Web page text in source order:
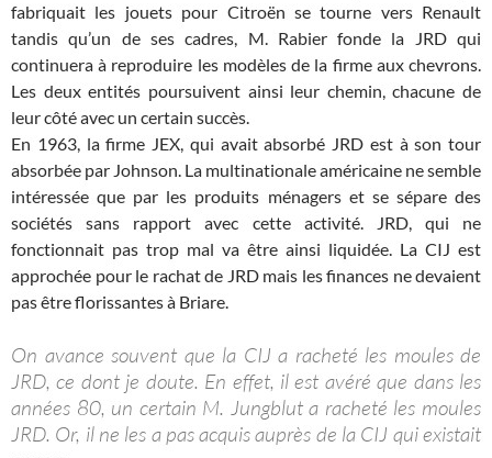
fabriquait les jouets pour Citroën se tourne vers Renault
tandis qu’un de ses cadres, M. Rabier fonde la JRD qui
continuera à reproduire les modèles de la firme aux chevrons.
Les deux entités poursuivent ainsi leur chemin, chacune de
leur côté avec un certain succès.
En 1963, la firme JEX, qui avait absorbé JRD est à son tour
absorbée par Johnson. La multinationale américaine ne semble
intéressée que par les produits ménagers et se sépare des
sociétés sans rapport avec cette activité. JRD, qui ne
fonctionnait pas trop mal va être ainsi liquidée. La CIJ est
approchée pour le rachat de JRD mais les finances ne devaient
pas être florissantes à Briare.
On avance souvent que la CIJ a racheté les moules de
JRD, ce dont je doute. En effet, il est avéré que dans les
années 80, un certain M. Jungblut a racheté les moules
JRD. Or, il ne les a pas acquis auprès de la CIJ qui existait